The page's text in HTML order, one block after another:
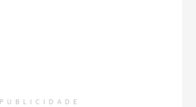
PUBLICIDADE